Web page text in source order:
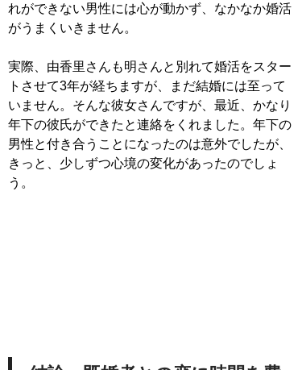
れができない男性には心が動かず、なかなか婚活
がうまくいきません。
実際、由香里さんも明さんと別れて婚活をスター
トさせて3年が経ちますが、まだ結婚には至って
いません。そんな彼女さんですが、最近、かなり
年下の彼氏ができたと連絡をくれました。年下の
男性と付き合うことになったのは意外でしたが、
きっと、少しずつ心境の変化があったのでしょ
う。